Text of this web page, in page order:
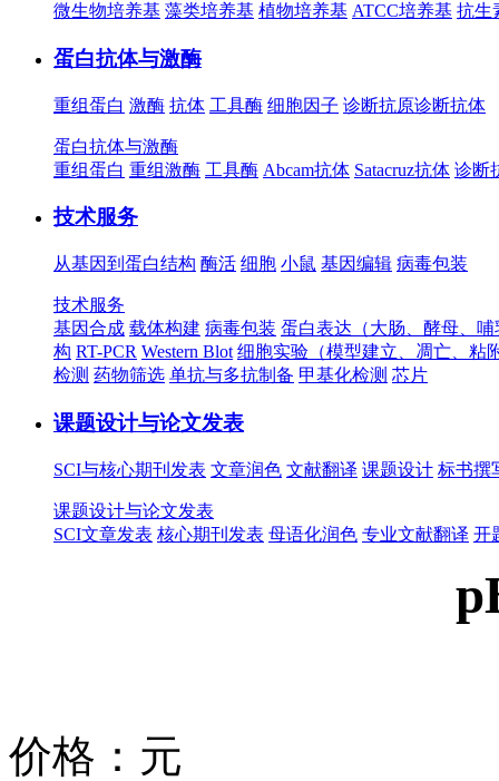
微生物培养基 藻类培养基 植物培养基 ATCC培养基 抗生
蛋白抗体与激酶
重组蛋白 激酶 抗体 工具酶 细胞因子 诊断抗原诊断抗体
蛋白抗体与激酶
重组蛋白 重组激酶 工具酶 Abcam抗体 Satacruz抗体 诊断
技术服务
从基因到蛋白结构 酶活 细胞 小鼠 基因编辑 病毒包装
技术服务
基因合成 载体构建 病毒包装 蛋白表达（大肠、酵母、
构 RT-PCR Western Blot 细胞实验（模型建立、凋亡、粘
检测 药物筛选 单抗与多抗制备 甲基化检测 芯片
课题设计与论文发表
SCI与核心期刊发表 文章润色 文献翻译 课题设计 标书撰
课题设计与论文发表
SCI文章发表 核心期刊发表 母语化润色 专业文献翻译 开
价格： 元